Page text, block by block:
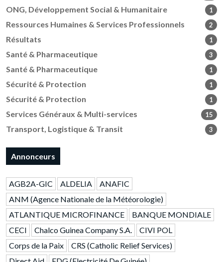
ONG, Développement Social & Humanitaire 1
Ressources Humaines & Services Professionnels 2
Résultats 1
Santé & Pharmaceutique 3
Santé & Pharmaceutique 1
Sécurité & Protection 1
Sécurité & Protection 1
Services Généraux & Multi-services 15
Transport, Logistique & Transit 3
Annonceurs
AGB2A-GIC ALDELIA
ANAFIC
ANM (Agence Nationale de la Météorologie)
ATLANTIQUE MICROFINANCE
BANQUE MONDIALE
CECI
Chalco Guinea Company S.A.
CIVI POL
Corps de la Paix
CRS (Catholic Relief Services)